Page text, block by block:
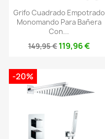
Grifo Cuadrado Empotrado
Monomando Para Bañera
Con...
149,95 € 119,96 €
-20%